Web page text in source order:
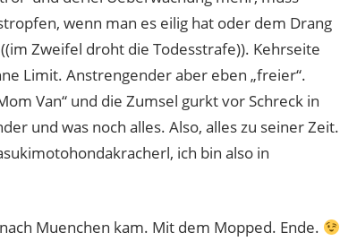
wenn man es eilig hat oder dem Drang
Zweifel droht die Todesstrafe)). Kehrseite
Limit. Anstrengender aber eben „freier“.
Van“ und die Zumsel gurkt vor Schreck in
und was noch alles. Also, alles zu seiner Zeit.
ich bin also in
Muenchen kam. Mit dem Mopped. Ende.